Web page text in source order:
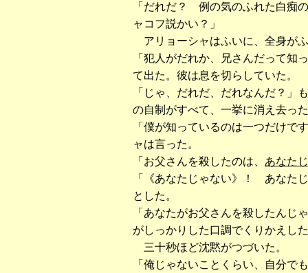
「だれだ？ 例の気のふれた白痴
ャコフ説かい？」
アリョーシャはふいに、全身が
「犯人がだれか、兄さんだって知
て出た。彼は息を切らしていた。
「じゃ、だれだ、だれなんだ？」
の自制がすべて、一挙に消え去っ
「僕が知っているのは一つだけで
ャは言った。
「お父さんを殺したのは、 あなた
「《あなたじゃない》！ あなた
とした。
「あなたがお父さんを殺したんじ
がしっかりした口調でくりかえし
三十秒ほど沈黙がつづいた。
「俺じゃないことくらい、自分で